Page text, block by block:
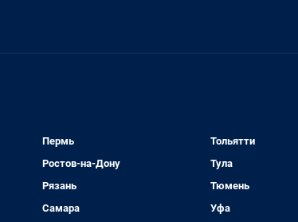
Пермь
Ростов-на-Дону
Рязань
Самара
Тольятти
Тула
Тюмень
Уфа